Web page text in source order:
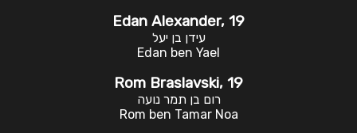
Edan Alexander, 19
עידן בן יעל
Edan ben Yael
Rom Braslavski, 19
רום בן תמר נועה
Rom ben Tamar Noa